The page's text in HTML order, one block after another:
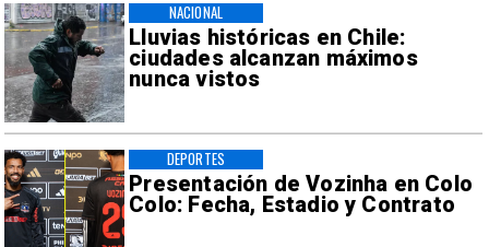
Lluvias históricas en Chile:
ciudades alcanzan máximos
nunca vistos
NACIONAL
Presentación de Vozinha en Colo
Colo: Fecha, Estadio y Contrato
DEPORTES